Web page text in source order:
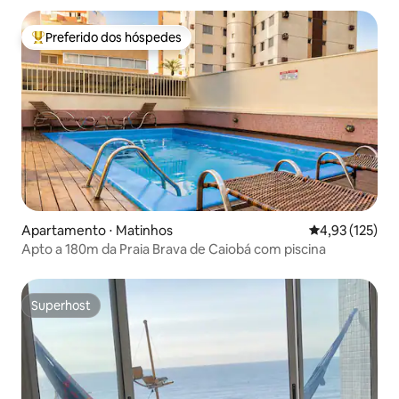
Entre os melhores preferidos dos hóspedes
Preferido dos hóspedes
Apartamento ⋅ Matinhos 4,93 de uma
4,93 (125)
Apto a 180m da Praia Brava de Caiobá com piscina
Superhost
Superhost